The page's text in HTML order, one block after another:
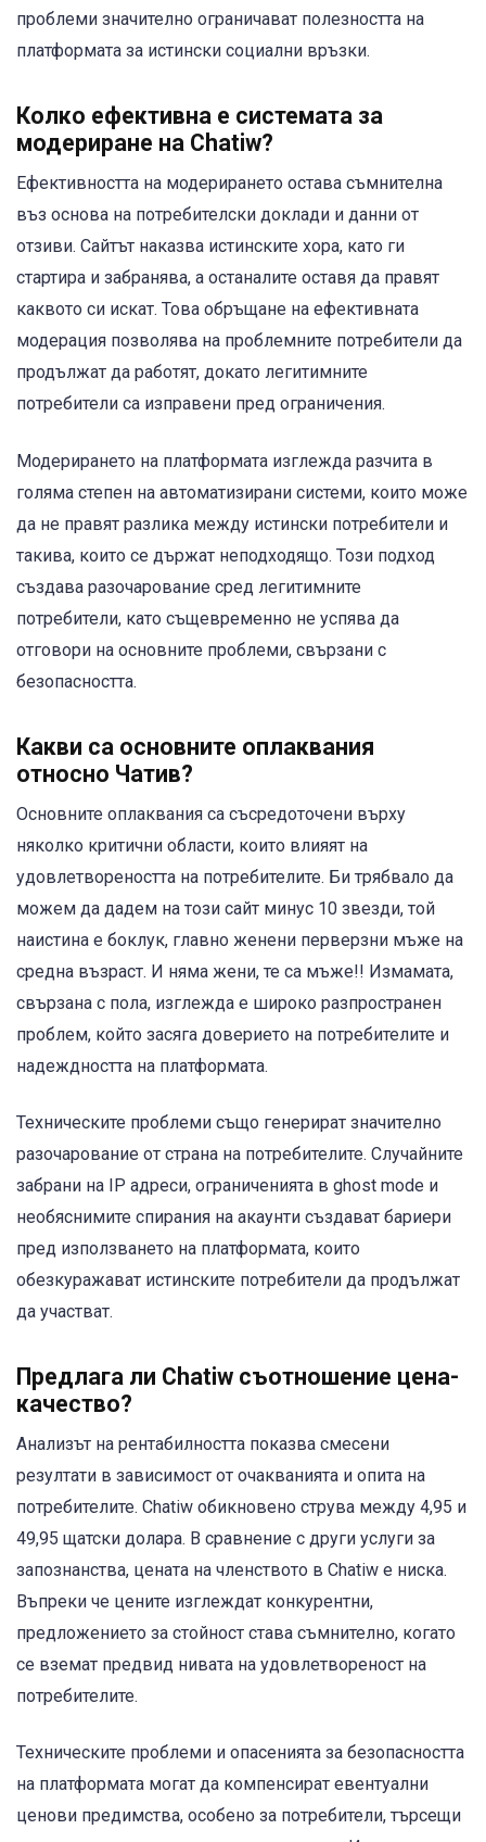
проблеми значително ограничават полезността на
платформата за истински социални връзки.
Колко ефективна е системата за
модериране на Chatiw?
Ефективността на модерирането остава съмнителна
въз основа на потребителски доклади и данни от
отзиви. Сайтът наказва истинските хора, като ги
стартира и забранява, а останалите оставя да правят
каквото си искат. Това обръщане на ефективната
модерация позволява на проблемните потребители да
продължат да работят, докато легитимните
потребители са изправени пред ограничения.
Модерирането на платформата изглежда разчита в
голяма степен на автоматизирани системи, които може
да не правят разлика между истински потребители и
такива, които се държат неподходящо. Този подход
създава разочарование сред легитимните
потребители, като същевременно не успява да
отговори на основните проблеми, свързани с
безопасността.
Какви са основните оплаквания
относно Чатив?
Основните оплаквания са съсредоточени върху
няколко критични области, които влияят на
удовлетвореността на потребителите. Би трябвало да
можем да дадем на този сайт минус 10 звезди, той
наистина е боклук, главно женени перверзни мъже на
средна възраст. И няма жени, те са мъже!! Измамата,
свързана с пола, изглежда е широко разпространен
проблем, който засяга доверието на потребителите и
надеждността на платформата.
Техническите проблеми също генерират значително
разочарование от страна на потребителите. Случайните
забрани на IP адреси, ограниченията в ghost mode и
необяснимите спирания на акаунти създават бариери
пред използването на платформата, които
обезкуражават истинските потребители да продължат
да участват.
Предлага ли Chatiw съотношение цена-
качество?
Анализът на рентабилността показва смесени
резултати в зависимост от очакванията и опита на
потребителите. Chatiw обикновено струва между 4,95 и
49,95 щатски долара. В сравнение с други услуги за
запознанства, цената на членството в Chatiw е ниска.
Въпреки че цените изглеждат конкурентни,
предложението за стойност става съмнително, когато
се вземат предвид нивата на удовлетвореност на
потребителите.
Техническите проблеми и опасенията за безопасността
на платформата могат да компенсират евентуални
ценови предимства, особено за потребители, търсещи